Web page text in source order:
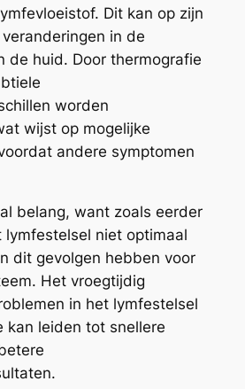
Dit kan op zijn
in de
de huid. Door thermografie
worden
wijst op mogelijke
andere symptomen
belang, want zoals eerder
lymfestelsel niet optimaal
dit gevolgen hebben voor
Het vroegtijdig
in het lymfestelsel
kan leiden tot snellere